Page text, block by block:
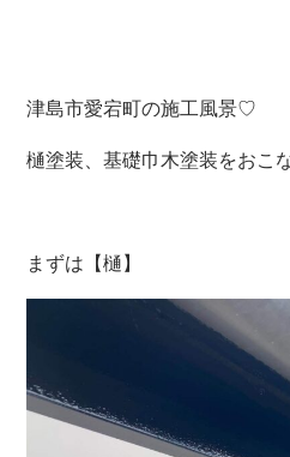
津島市愛宕町の施工風景♡
樋塗装、基礎巾木塗装をおこ
まずは【樋】